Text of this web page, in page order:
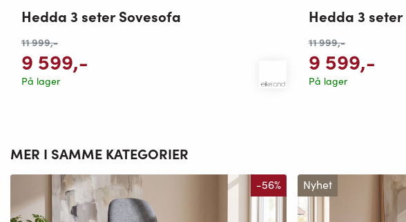
Hedda 3 seter Sovesofa
11 999,-
9 599,-
På lager
Hedda 3
11 999,-
9 599,-
På lager
MER I SAMME KATEGORIER
-56% Nyhet